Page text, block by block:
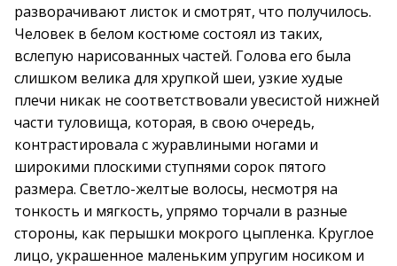
разворачивают листок и смотрят, что получилось.
Человек в белом костюме состоял из таких,
вслепую нарисованных частей. Голова его была
слишком велика для хрупкой шеи, узкие худые
плечи никак не соответствовали увесистой нижней
части туловища, которая, в свою очередь,
контрастировала с журавлиными ногами и
широкими плоскими ступнями сорок пятого
размера. Светло-желтые волосы, несмотря на
тонкость и мягкость, упрямо торчали в разные
стороны, как перышки мокрого цыпленка. Круглое
лицо, украшенное маленьким упругим носиком и